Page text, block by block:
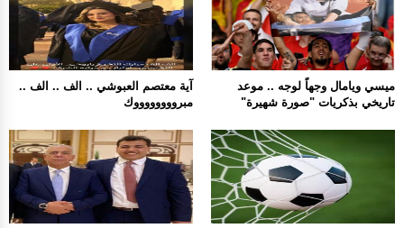
آية معتصم العبوشي .. الف .. الف ..
مبرووووووووك
ميسي ويامال وجهاً لوجه .. موعد
تاريخي بذكريات "صورة شهيرة"